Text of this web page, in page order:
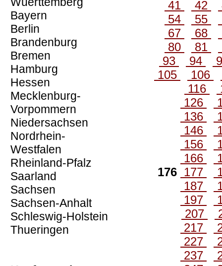
Bayern
Berlin
Brandenburg
Bremen
Hamburg
Hessen
Mecklenburg-
Vorpommern
Niedersachsen
Nordrhein-
Westfalen
Rheinland-Pfalz
Saarland
Sachsen
Sachsen-Anhalt
Schleswig-Holstein
Thueringen
41
42
54
55
67
68
80
81
93
94
105
106
116
126
136
146
156
166
176 177
187
197
207
217
227
237